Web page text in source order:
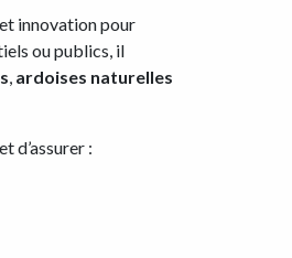
et innovation pour
ou publics, il
, ardoises naturelles
d’assurer :